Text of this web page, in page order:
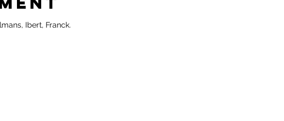
Ibert, Franck.